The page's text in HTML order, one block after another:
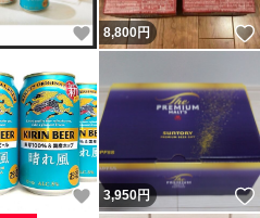
いいね！
8,800円
いいね！
3,950円